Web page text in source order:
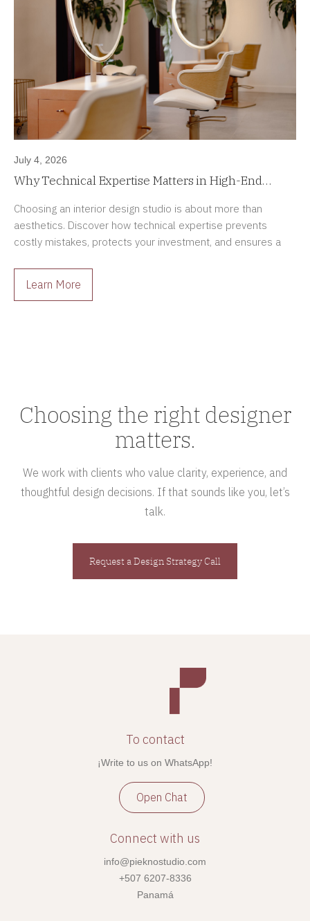
July 4, 2026
Why Technical Expertise Matters in High-End
Choosing an interior design studio is about more than
aesthetics. Discover how technical expertise prevents
costly mistakes, protects your investment, and ensures a
Learn More
Choosing the right designer
matters.
We work with clients who value clarity, experience, and
thoughtful design decisions. If that sounds like you, let’s
talk.
Request a Design Strategy Call
To contact
¡Write to us on WhatsApp!
Open Chat
Connect with us
info@pieknostudio.com
+507 6207-8336
Panamá